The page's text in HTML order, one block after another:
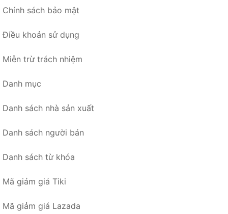
Chính sách bảo mật
Điều khoản sử dụng
Miễn trừ trách nhiệm
Danh mục
Danh sách nhà sản xuất
Danh sách người bán
Danh sách từ khóa
Mã giảm giá Tiki
Mã giảm giá Lazada